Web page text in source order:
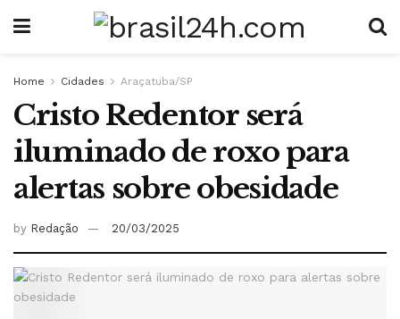
Home Cidades Araçatuba/SP
Cristo Redentor será
iluminado de roxo para
alertas sobre obesidade
by Redação 20/03/2025